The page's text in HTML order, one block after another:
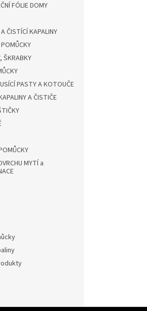
FÓLIE DOMY
ČISTÍCÍ KAPALINY
ŠKRABKY
PASTY A KOTOUČE
A ČISTIČE
MYTÍ a